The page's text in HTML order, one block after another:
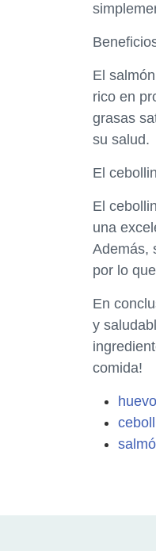
El
rico en
grasas
su salud.
El
El
una
Además,
por lo
En
y
comida!